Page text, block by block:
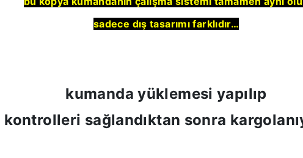
sadece dış tasarımı farklıdır…
kumanda yüklemesi yapılıp
kontrolleri sağlandıktan sonra